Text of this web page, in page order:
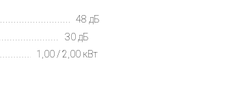
48 дБ
30 дБ
1,00 / 2,00 кВт